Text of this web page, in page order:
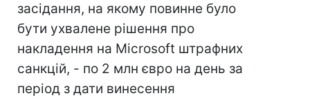
засідання, на якому повинне було
бути ухвалене рішення про
накладення на Microsoft штрафних
санкцій, - по 2 млн євро на день за
період з дати винесення